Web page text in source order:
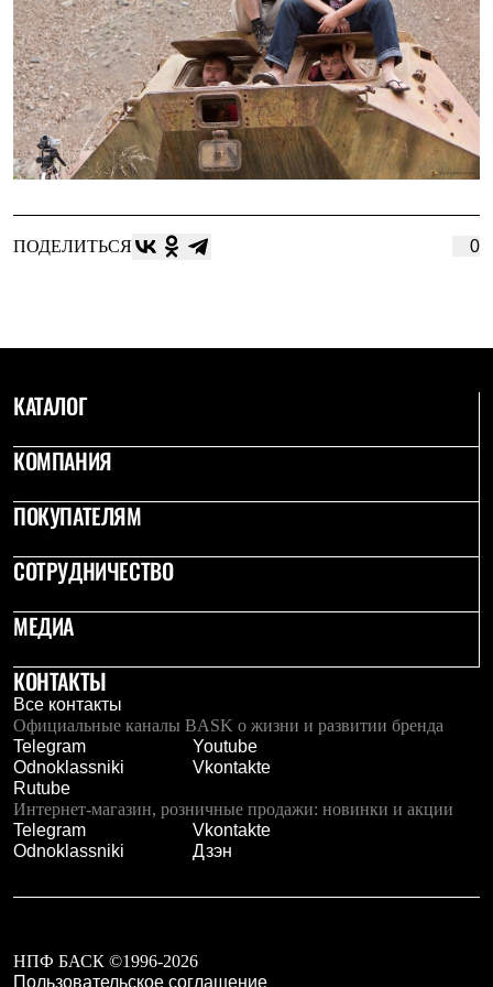
Где купить
ПОДЕЛИТЬСЯ 0
КАТАЛОГ
КОМПАНИЯ
ПОКУПАТЕЛЯМ
СОТРУДНИЧЕСТВО
МЕДИА
КОНТАКТЫ
Все контакты
Официальные каналы BASK о жизни и развитии бренда
Telegram
Youtube
Odnoklassniki
Vkontakte
Rutube
Интернет-магазин, розничные продажи: новинки и акции
Telegram
Vkontakte
Odnoklassniki
Дзэн
НПФ БАСК ©1996-2026
Пользовательское соглашение